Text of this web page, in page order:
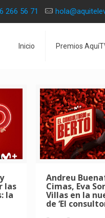
266 56 71
Inicio Premios
las
la
Andreu
Cimas, Eva
Villas en la
de ‘El